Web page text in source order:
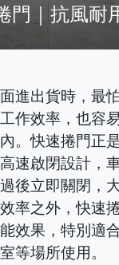
門｜抗風耐
進出貨時，最
作效率，也容
。快速捲門正
速啟閉設計，
後立即關閉，
率之外，快速
效果，特別適
等場所使用。